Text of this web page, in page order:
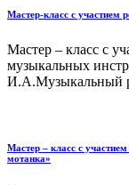
Мастер-класс с участием
Мастер – класс с
музыкальных
И.А.Музыкальный
Мастер – класс с
мотанка»